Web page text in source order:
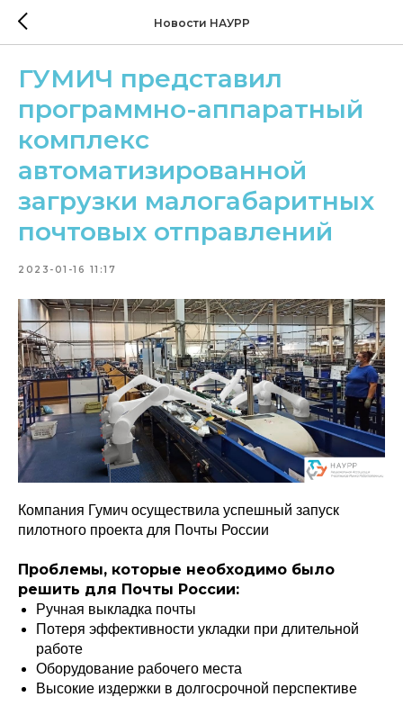
Новости НАУРР
ГУМИЧ представил
программно-аппаратный
комплекс
автоматизированной
загрузки малогабаритных
почтовых отправлений
2023-01-16 11:17
Компания Гумич осуществила успешный запуск
пилотного проекта для Почты России
Проблемы, которые необходимо было
решить для Почты России:
Ручная выкладка почты
Потеря эффективности укладки при длительной
работе
Оборудование рабочего места
Высокие издержки в долгосрочной перспективе